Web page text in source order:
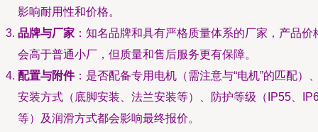
影响耐用性和价格。
品牌与厂家 ：知名品牌和具有严格质量体系的厂家，产品价
会高于普通小厂，但质量和售后服务更有保障。
配置与附件：是否配备专用电机（需注意与“电机”的匹配）
安装方式（底脚安装、法兰安装等）、防护等级（IP55、
等）及润滑方式都会影响最终报价。